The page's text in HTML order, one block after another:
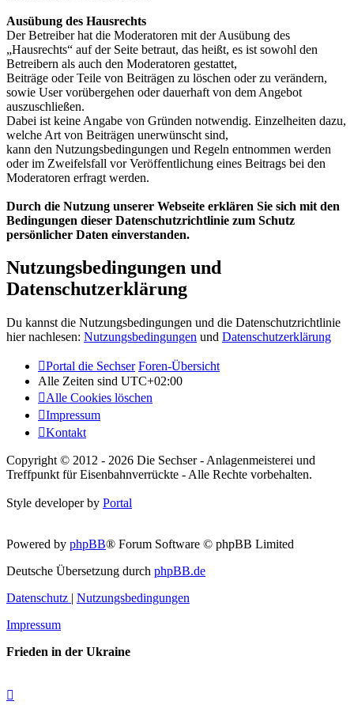
Ausübung des Hausrechts
Der Betreiber hat die Moderatoren mit der Ausübung des
„Hausrechts“ auf der Seite betraut, das heißt, es ist sowohl den
Betreibern als auch den Moderatoren gestattet,
Beiträge oder Teile von Beiträgen zu löschen oder zu verändern,
sowie User vorübergehen oder dauerhaft von dem Angebot
auszuschließen.
Dabei ist keine Angabe von Gründen notwendig. Einzelheiten dazu,
welche Art von Beiträgen unerwünscht sind,
kann den Nutzungsbedingungen und Regeln entnommen werden
oder im Zweifelsfall vor Veröffentlichung eines Beitrags bei den
Moderatoren erfragt werden.
Durch die Nutzung unserer Webseite erklären Sie sich mit den
Bedingungen dieser Datenschutzrichtlinie zum Schutz
persönlicher Daten einverstanden.
Nutzungsbedingungen und
Datenschutzerklärung
Du kannst die Nutzungsbedingungen und die Datenschutzrichtlinie
hier nachlesen: Nutzungsbedingungen und Datenschutzerklärung
Portal die Sechser Foren-Übersicht
Alle Zeiten sind UTC+02:00
Alle Cookies löschen
Impressum
Kontakt
Copyright © 2012 - 2026 Die Sechser - Anlagenmeisterei und
Treffpunkt für Eisenbahnverrückte - Alle Rechte vorbehalten.
Style developer by Portal
Powered by phpBB® Forum Software © phpBB Limited
Deutsche Übersetzung durch phpBB.de
Datenschutz | Nutzungsbedingungen
Impressum
Frieden in der Ukraine